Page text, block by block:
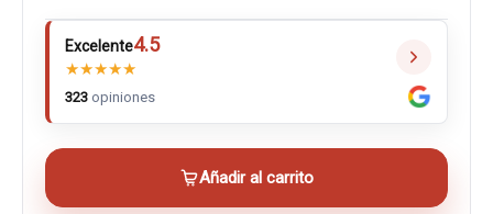
Excelente4.5
★★★★★
323 opiniones
Añadir al carrito